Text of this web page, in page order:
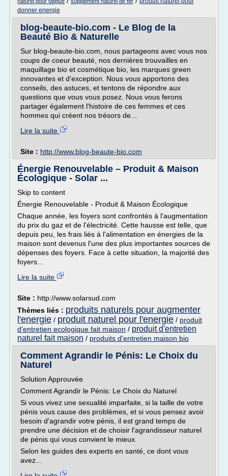
donner energie
blog-beaute-bio.com - Le Blog de la
Beauté Bio & Naturelle
Sur blog-beaute-bio.com, nous partageons avec vous nos
coups de coeur beauté, nos dernières trouvailles en
maquillage bio et cosmétique bio, les marques green
innovantes et d'exception. Nous vous apportons des
conseils, des astuces, et tentons de répondre aux
questions que vous vous posez. Nous vous ferons
partager également l'histoire de ces femmes et ces
hommes qui créent nos trésors de...
Lire la suite
Site : http://www.blog-beaute-bio.com
Énergie Renouvelable – Produit & Maison
Écologique - Solar ...
Skip to content
Énergie Renouvelable - Produit & Maison Écologique
Chaque année, les foyers sont confrontés à l'augmentation
du prix du gaz et de l'électricité. Cette hausse est telle, que
depuis peu, les frais liés à l'alimentation en énergies de la
maison sont devenus l'une des plus importantes sources de
dépenses des foyers. Face à cette situation, la majorité des
foyers...
Lire la suite
Site : http://www.solarsud.com
Thèmes liés : produits naturels pour augmenter
l'energie / produit naturel pour l'energie / produit
d'entretien ecologique fait maison / produit d'entretien
naturel fait maison / produits d'entretien maison bio
Comment Agrandir le Pénis: Le Choix du
Naturel
Solution Approuvée
Comment Agrandir le Pénis: Le Choix du Naturel
Si vous vivez une sexualité imparfaite, si la taille de votre
pénis vous cause des problèmes, et si vous pensez avoir
besoin d'agrandir votre pénis, il est grand temps de
prendre une décision et de choisir l'agrandisseur naturel
de pénis qui vous convient le mieux.
Selon les guides des experts en santé, ce dont vous
avez...